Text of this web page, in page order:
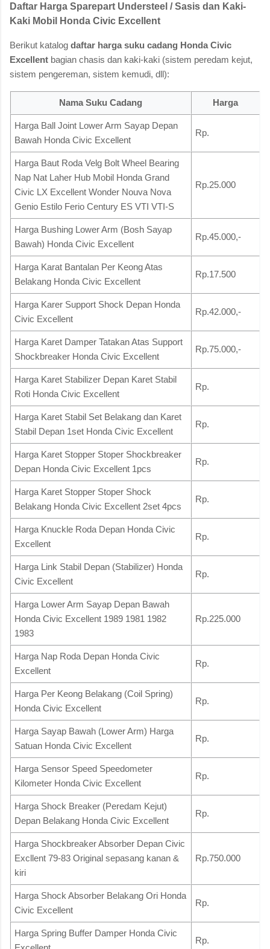
Daftar Harga Sparepart Understeel / Sasis dan Kaki-
Kaki Mobil Honda Civic Excellent
Berikut katalog daftar harga suku cadang Honda Civic
Excellent bagian chasis dan kaki-kaki (sistem peredam kejut,
sistem pengereman, sistem kemudi, dll):
Nama Suku Cadang Harga
Harga Ball Joint Lower Arm Sayap Depan
Bawah Honda Civic Excellent
Rp.
Harga Baut Roda Velg Bolt Wheel Bearing
Nap Nat Laher Hub Mobil Honda Grand
Civic LX Excellent Wonder Nouva Nova
Genio Estilo Ferio Century ES VTI VTI-S
Rp.25.000
Harga Bushing Lower Arm (Bosh Sayap
Bawah) Honda Civic Excellent
Rp.45.000,-
Harga Karat Bantalan Per Keong Atas
Belakang Honda Civic Excellent
Rp.17.500
Harga Karer Support Shock Depan Honda
Civic Excellent
Rp.42.000,-
Harga Karet Damper Tatakan Atas Support
Shockbreaker Honda Civic Excellent
Rp.75.000,-
Harga Karet Stabilizer Depan Karet Stabil
Roti Honda Civic Excellent
Rp.
Harga Karet Stabil Set Belakang dan Karet
Stabil Depan 1set Honda Civic Excellent
Rp.
Harga Karet Stopper Stoper Shockbreaker
Depan Honda Civic Excellent 1pcs
Rp.
Harga Karet Stopper Stoper Shock
Belakang Honda Civic Excellent 2set 4pcs
Rp.
Harga Knuckle Roda Depan Honda Civic
Excellent
Rp.
Harga Link Stabil Depan (Stabilizer) Honda
Civic Excellent
Rp.
Harga Lower Arm Sayap Depan Bawah
Honda Civic Excellent 1989 1981 1982
1983
Rp.225.000
Harga Nap Roda Depan Honda Civic
Excellent
Rp.
Harga Per Keong Belakang (Coil Spring)
Honda Civic Excellent
Rp.
Harga Sayap Bawah (Lower Arm) Harga
Satuan Honda Civic Excellent
Rp.
Harga Sensor Speed Speedometer
Kilometer Honda Civic Excellent
Rp.
Harga Shock Breaker (Peredam Kejut)
Depan Belakang Honda Civic Excellent
Rp.
Harga Shockbreaker Absorber Depan Civic
Excllent 79-83 Original sepasang kanan &
kiri
Rp.750.000
Harga Shock Absorber Belakang Ori Honda
Civic Excellent
Rp.
Harga Spring Buffer Damper Honda Civic
Rp.